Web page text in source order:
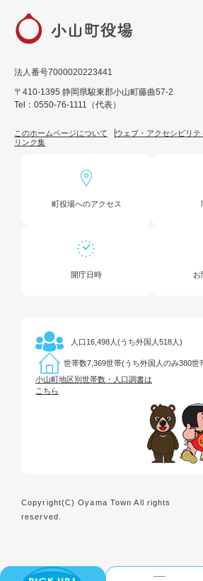
法人番号7000020223441
〒410-1395 静岡県駿東郡小山町藤曲57-2
Tel：0550-76-1111（代表）
このホームページについて ウェブ・アクセシビリテ
リンク集
町役場へのアクセス
開庁日時 お
人口 16,498人(うち外国人518人)
世帯数7,369世帯(うち外国人のみ380世
小山町地区別世帯数・人口調書は
こちら
Copyright(C) Oyama Town All rights
reserved.